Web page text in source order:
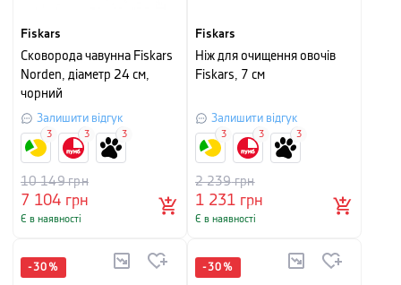
Fiskars
Сковорода чавунна Fiskars
Norden, діаметр 24 см,
чорний
Залишити відгук
7 104 грн
10 149грн
Є в наявності
3 3 3
Fiskars
Ніж для очищення овочів
Fiskars, 7 см
Залишити відгук
1 231 грн
2 239грн
Є в наявності
3 3 3
-30 % -30 %